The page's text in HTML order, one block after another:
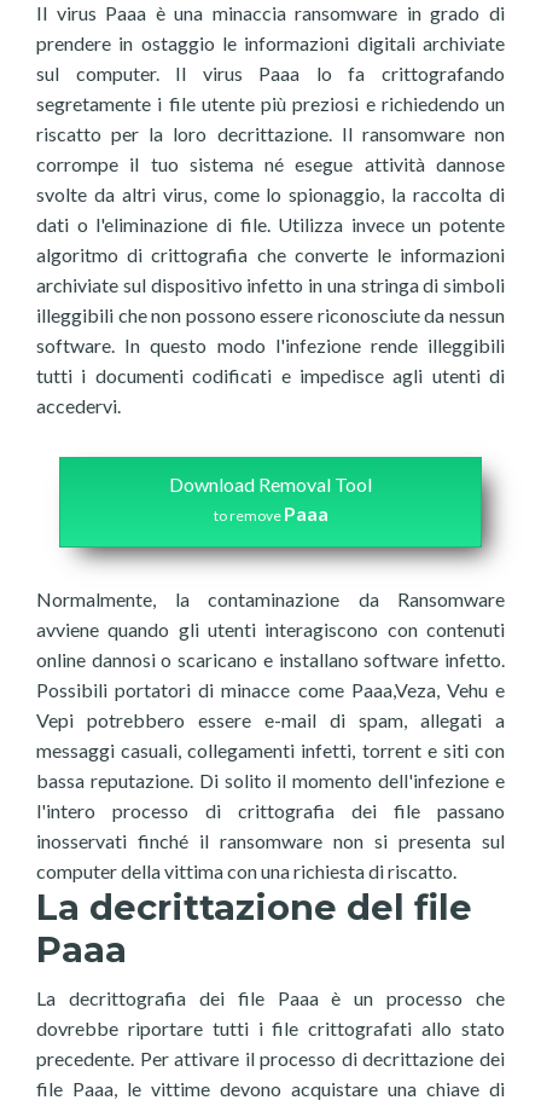
Il virus Paaa è una minaccia ransomware in grado di
prendere in ostaggio le informazioni digitali archiviate
sul computer. Il virus Paaa lo fa crittografando
segretamente i file utente più preziosi e richiedendo un
riscatto per la loro decrittazione. Il ransomware non
corrompe il tuo sistema né esegue attività dannose
svolte da altri virus, come lo spionaggio, la raccolta di
dati o l'eliminazione di file. Utilizza invece un potente
algoritmo di crittografia che converte le informazioni
archiviate sul dispositivo infetto in una stringa di simboli
illeggibili che non possono essere riconosciute da nessun
software. In questo modo l'infezione rende illeggibili
tutti i documenti codificati e impedisce agli utenti di
accedervi.
Download Removal Tool
to remove Paaa
Normalmente, la contaminazione da Ransomware
avviene quando gli utenti interagiscono con contenuti
online dannosi o scaricano e installano software infetto.
Possibili portatori di minacce come Paaa,Veza, Vehu e
Vepi potrebbero essere e-mail di spam, allegati a
messaggi casuali, collegamenti infetti, torrent e siti con
bassa reputazione. Di solito il momento dell'infezione e
l'intero processo di crittografia dei file passano
inosservati finché il ransomware non si presenta sul
computer della vittima con una richiesta di riscatto.
La decrittazione del file
Paaa
La decrittografia dei file Paaa è un processo che
dovrebbe riportare tutti i file crittografati allo stato
precedente. Per attivare il processo di decrittazione dei
file Paaa, le vittime devono acquistare una chiave di